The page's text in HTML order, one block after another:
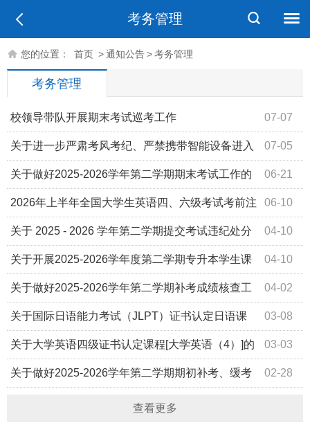
考务管理
您的位置： 首页 >通知公告>考务管理
考务管理
07-07
校领导带队开展期末考试巡考工作
07-05
关于进一步严肃考风考纪、严禁携带智能设备进入
考场的温馨提示 06-21
关于做好2025-2026学年第二学期期末考试工作的
通知 06-10
2026年上半年全国大学生英语四、六级考试考前注
意事项 04-10
关于 2025 - 2026 学年第二学期提交考试违纪处分
解除申请事宜的通知 04-10
关于开展2025-2026学年度第二学期专升本学生课
程学分认定的通知 04-02
关于做好2025-2026学年第二学期补考成绩核查工
作的通知 03-08
关于国际日语能力考试（JLPT）证书认定日语课
程的通知 03-03
关于大学英语四级证书认定课程[大学英语（4）]的
通知 02-28
关于做好2025-2026学年第二学期期初补考、缓考
查看更多